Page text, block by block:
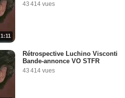
1:11
43 414 vues
Rétrospective Luchino Visconti
Bande-annonce VO STFR
43 414 vues